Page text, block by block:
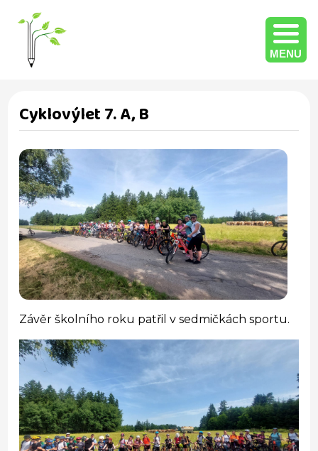
MENU
Cyklovýlet 7. A, B
Závěr školního roku patřil v sedmičkách sportu.